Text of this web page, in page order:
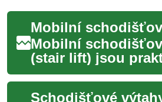
Mobilní
(stair lift) jsou
řešením pro lidi,
zůstat nezávislí ve